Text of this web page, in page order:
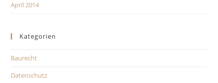
April 2014
Kategorien
Baurecht
Datenschutz